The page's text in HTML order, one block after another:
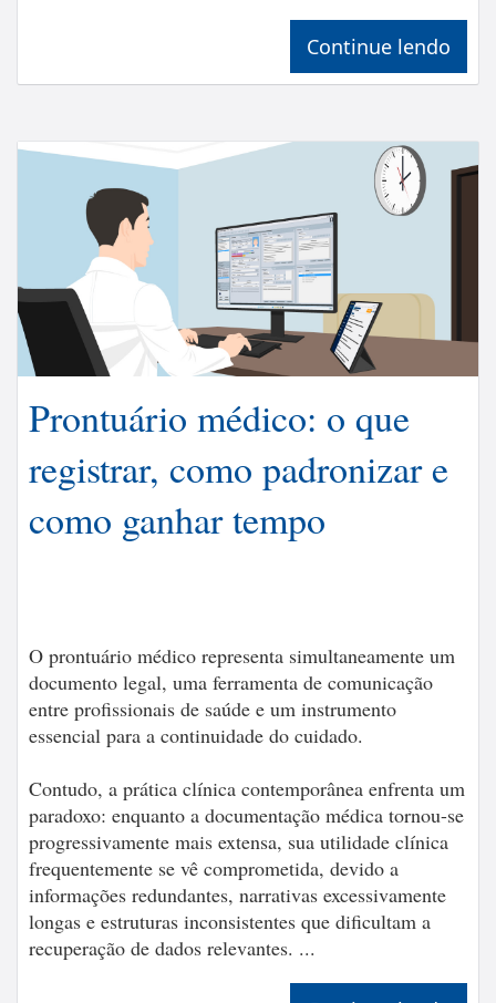
Continue lendo
Prontuário médico: o que
registrar, como padronizar e
como ganhar tempo
O prontuário médico representa simultaneamente um
documento legal, uma ferramenta de comunicação
entre profissionais de saúde e um instrumento
essencial para a continuidade do cuidado.
Contudo, a prática clínica contemporânea enfrenta um
paradoxo: enquanto a documentação médica tornou-se
progressivamente mais extensa, sua utilidade clínica
frequentemente se vê comprometida, devido a
informações redundantes, narrativas excessivamente
longas e estruturas inconsistentes que dificultam a
recuperação de dados relevantes. ...